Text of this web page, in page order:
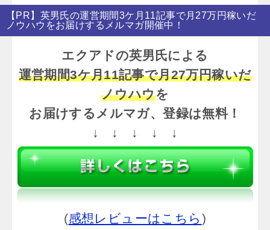
【PR】英男氏の運営期間3ケ月11記事で月27万円稼いだ
ノウハウをお届けするメルマガ開催中！
エクアドの英男氏による
運営期間3ケ月11記事で月27万円稼いだ
ノウハウを
お届けするメルマガ、登録は無料！
↓ ↓ ↓ ↓ ↓
(感想レビューはこちら )